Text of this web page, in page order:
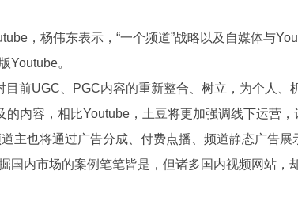
，杨伟东表示，“一个频道”战略以及自媒体与
Youtube。
前UGC、PGC内容的重新整合、树立，为个人、
的内容，相比Youtube，土豆将更加强调线下运营
主也将通过广告分成、付费点播、频道静态广告展
市场的案例笔笔皆是，但诸多国内视频网站，却